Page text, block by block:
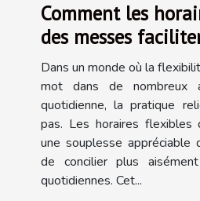
Comment les
des messes
pratique religieuse
Dans un monde où la
mot dans de nombreux
quotidienne, la pratique
pas. Les horaires
une souplesse appréciable
de concilier plus
quotidiennes. Cet...